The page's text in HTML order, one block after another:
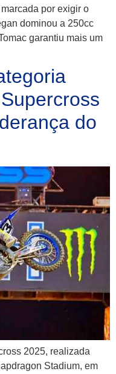
por exigir o
dominou a 250cc
garantiu mais um
do
2025, realizada
Stadium, em